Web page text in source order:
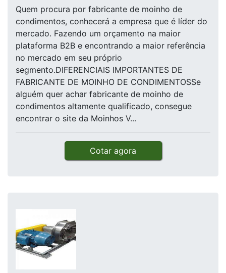
Quem procura por fabricante de moinho de
condimentos, conhecerá a empresa que é líder do
mercado. Fazendo um orçamento na maior
plataforma B2B e encontrando a maior referência
no mercado em seu próprio
segmento.DIFERENCIAIS IMPORTANTES DE
FABRICANTE DE MOINHO DE CONDIMENTOSSe
alguém quer achar fabricante de moinho de
condimentos altamente qualificado, consegue
encontrar o site da Moinhos V...
Cotar agora